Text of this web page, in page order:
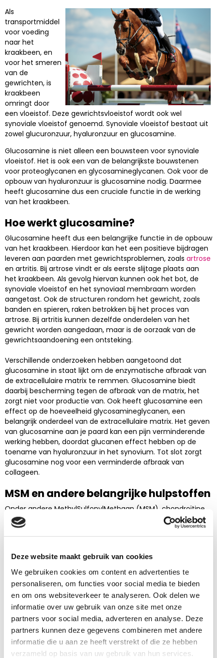
Deze website maakt gebruik van cookies
We gebruiken cookies om content en advertenties te
personaliseren, om functies voor social media te bieden
en om ons websiteverkeer te analyseren. Ook delen we
informatie over uw gebruik van onze site met onze
partners voor social media, adverteren en analyse. Deze
partners kunnen deze gegevens combineren met andere
informatie die u aan ze heeft verstrekt of die ze hebben
verzameld op basis van uw gebruik van hun services.
Als
transportmiddel
voor voeding
naar het
kraakbeen, en
voor het smeren
van de
gewrichten, is
kraakbeen
omringt door
een vloeistof. Deze gewrichtsvloeistof wordt ook wel
synoviale vloeistof genoemd. Synoviale vloeistof bestaat uit
zowel glucuronzuur, hyaluronzuur en glucosamine.
Glucosamine is niet alleen een bouwsteen voor synoviale
vloeistof. Het is ook een van de belangrijkste bouwstenen
voor proteoglycanen en glycosamineglycanen. Ook voor de
opbouw van hyaluronzuur is glucosamine nodig. Daarmee
heeft glucosamine dus een cruciale functie in de werking
van het kraakbeen.
Hoe werkt glucosamine?
Glucosamine heeft dus een belangrijke functie in de opbouw
van het kraakbeen. Hierdoor kan het een positieve bijdragen
leveren aan paarden met gewrichtsproblemen, zoals artrose
en artritis. Bij artrose vindt er als eerste slijtage plaats aan
het kraakbeen. Als gevolg hiervan kunnen ook het bot, de
synoviale vloeistof en het synoviaal membraam worden
aangetast. Ook de structuren rondom het gewricht, zoals
banden en spieren, raken betrokken bij het proces van
artrose. Bij artritis kunnen dezelfde onderdelen van het
gewricht worden aangedaan, maar is de oorzaak van de
gewrichtsaandoening een ontsteking.
Verschillende onderzoeken hebben aangetoond dat
glucosamine in staat lijkt om de enzymatische afbraak van
de extracellulaire matrix te remmen. Glucosamine biedt
daarbij bescherming tegen de afbraak van de matrix, het
zorgt niet voor productie van. Ook heeft glucosamine een
effect op de hoeveelheid glycosamineglycanen, een
belangrijk onderdeel van de extracellulaire matrix. Het geven
van glucosamine aan je paard kan een pijn verminderende
werking hebben, doordat glucanen effect hebben op de
toename van hyaluronzuur in het synovium. Tot slot zorgt
glucosamine nog voor een verminderde afbraak van
collageen.
MSM en andere belangrijke hulpstoffen
Onder andere MethylSulfonylMethaan (MSM), chondroïtine
en collageen zijn stoffen die hand in hand werken met
glucosamine. Hier onder leggen we ze wat beter uit:
MSM heeft verschillende functies en het zorgen voor
zwavel voor het verminderen van pijn, ontstekingen en
artritis. Verval van het gewricht, wat optreedt bij artrose,
kan worden geremd. Zwavel heeft het vermogen om
celmembranen, de buitenste laag van de cel, te
stabiliseren, de lekkage van beschadigde cellen te
vertragen of te stoppen en stoffen die ontstekingen
veroorzaken weg te spoelen.
Chrondroïtine
, een glycosamineglycaan, heeft een pijn